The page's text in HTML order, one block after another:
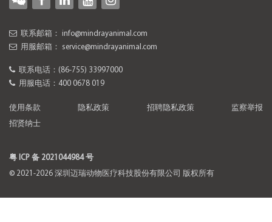
联系邮箱： info@mindrayanimal.com
用服邮箱： service@mindrayanimal.com
联系电话： (86-755) 33997000
用服电话： 400 0678 019
使用条款 隐私政策 招聘隐私政策
监察举报
招贤纳士
粤 ICP 备 2021044984 号
© 2021-2026 深圳迈瑞动物医疗科技股份有限公司 版权所有